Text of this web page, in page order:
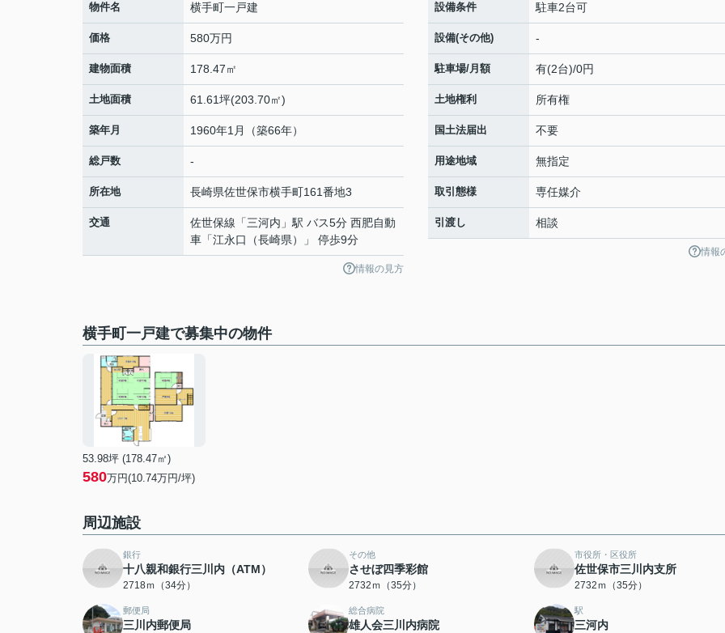
物件名 横手町一戸建
価格 580万円
建物面積 178.47㎡
土地面積 61.61坪(203.70㎡)
築年月 1960年1月（築66年）
総戸数 -
所在地 長崎県佐世保市横手町161番地3
交通 佐世保線 「三河内 」駅 バス5分 西肥自動
車「江永口（長崎県）」 停歩9分
情報の見方
設備条件 駐車2台可
設備(その他) -
駐車場/月額 有(2台)/0円
土地権利 所有権
国土法届出 不要
用途地域 無指定
取引態様 専任媒介
引渡し 相談
情報
横手町一戸建で募集中の物件
53.98坪 (178.47㎡)
580万円(10.74万円/坪)
周辺施設
銀行
十八親和銀行三川内（ATM）
2718ｍ（34分）
その他
させぼ四季彩館
2732ｍ（35分）
市役所・区役所
佐世保市三川内支所
2732ｍ（35分）
郵便局
三川内郵便局
総合病院
雄人会三川内病院
駅
三河内